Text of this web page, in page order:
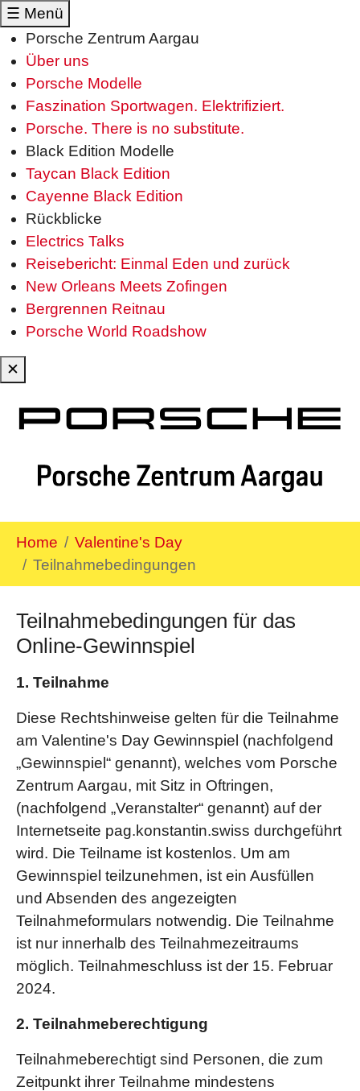
☰ Menü
Porsche Zentrum Aargau
Über uns
Porsche Modelle
Faszination Sportwagen. Elektrifiziert.
Porsche. There is no substitute.
Black Edition Modelle
Taycan Black Edition
Cayenne Black Edition
Rückblicke
Electrics Talks
Reisebericht: Einmal Eden und zurück
New Orleans Meets Zofingen
Bergrennen Reitnau
Porsche World Roadshow
✕
Home
Valentine's Day
Teilnahmebedingungen
Teilnahmebedingungen für das
Online-Gewinnspiel
1. Teilnahme
Diese Rechtshinweise gelten für die Teilnahme
am Valentine's Day Gewinnspiel (nachfolgend
„Gewinnspiel“ genannt), welches vom Porsche
Zentrum Aargau, mit Sitz in Oftringen,
(nachfolgend „Veranstalter“ genannt) auf der
Internetseite pag.konstantin.swiss durchgeführt
wird. Die Teilname ist kostenlos. Um am
Gewinnspiel teilzunehmen, ist ein Ausfüllen
und Absenden des angezeigten
Teilnahmeformulars notwendig. Die Teilnahme
ist nur innerhalb des Teilnahmezeitraums
möglich. Teilnahmeschluss ist der 15. Februar
2024.
2. Teilnahmeberechtigung
Teilnahmeberechtigt sind Personen, die zum
Zeitpunkt ihrer Teilnahme mindestens